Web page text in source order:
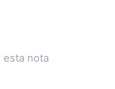
esta nota